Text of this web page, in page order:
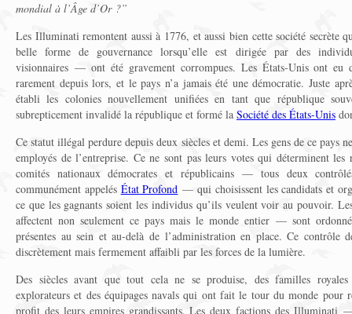
mondial à l’Âge d’Or ?”
Les Illuminati remontent aussi à 1776, et aussi bien cette société secrète
belle forme de gouvernance lorsqu’elle est dirigée par des
visionnaires — ont été gravement corrompues. Les États-Unis ont eu
rarement depuis lors, et le pays n’a jamais été une démocratie. Juste
établi les colonies nouvellement unifiées en tant que république
subrepticement invalidé la république et formé la Société des États-Unis
Ce statut illégal perdure depuis deux siècles et demi. Les gens de ce pays
employés de l’entreprise. Ce ne sont pas leurs votes qui déterminent les
comités nationaux démocrates et républicains — tous deux
communément appelés État Profond — qui choisissent les candidats et
ce que les gagnants soient les individus qu’ils veulent voir au pouvoir.
affectent non seulement ce pays mais le monde entier — sont
présentes au sein et au-delà de l’administration en place. Ce contrôle
discrètement mais fermement affaibli par les forces de la lumière.
Des siècles avant que tout cela ne se produise, des familles royales
explorateurs et des équipages navals qui ont fait le tour du monde pour
profit des leurs empires grandissants. Les deux factions des Illuminati